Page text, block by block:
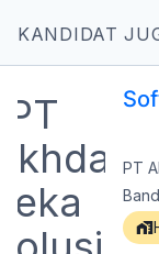
KANDIDAT
PT